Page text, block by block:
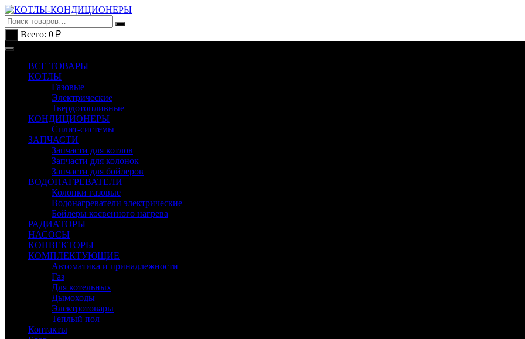
Перейти
к
содержимому
Всего: 0 ₽
ВСЕ ТОВАРЫ
КОТЛЫ
Газовые
Электрические
Твердотопливные
КОНДИЦИОНЕРЫ
Сплит-системы
ЗАПЧАСТИ
Запчасти для котлов
Запчасти для колонок
Запчасти для бойлеров
ВОДОНАГРЕВАТЕЛИ
Колонки газовые
Водонагреватели электрические
Бойлеры косвенного нагрева
РАДИАТОРЫ
НАСОСЫ
КОНВЕКТОРЫ
КОМПЛЕКТУЮЩИЕ
Автоматика и принадлежности
Газ
Для котельных
Дымоходы
Электротовары
Теплый пол
Контакты